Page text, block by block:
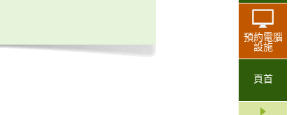
預約電腦
設施
頁首